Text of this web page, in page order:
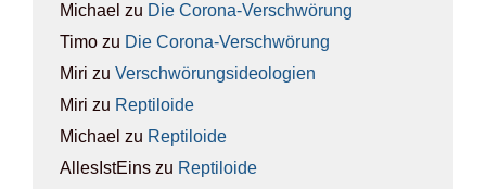
Michael zu Die Coro­na-Ver­schwö­rung
Timo zu Die Coro­na-Ver­schwö­rung
Miri zu Ver­schwö­rungs­ideo­lo­gien
Miri zu Rep­ti­lo­ide
Michael zu Rep­ti­lo­ide
AllesIstEins zu Rep­ti­lo­ide